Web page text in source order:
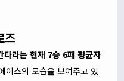
즈
타라는 현재 7승 6패 평균자
이스의 모습을 보여주고 있